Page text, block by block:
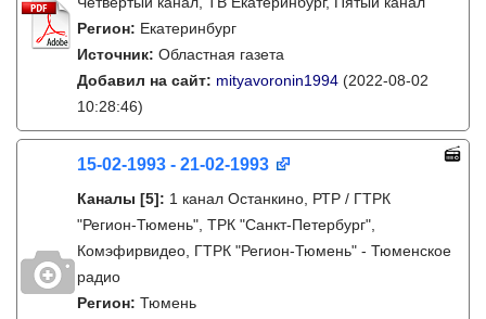
Регион: Екатеринбург
Источник: Областная газета
Добавил на сайт: mityavoronin1994 (2022-08-02
10:28:46)
15-02-1993 - 21-02-1993
Каналы [5]: 1 канал Останкино, РТР / ГТРК
"Регион-Тюмень", ТРК "Санкт-Петербург",
Комэфирвидео, ГТРК "Регион-Тюмень" - Тюменское
радио
Регион: Тюмень